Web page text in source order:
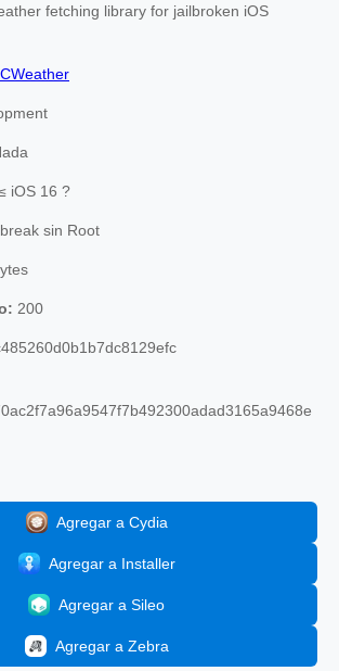
fetching library for jailbroken iOS
iOS 16 ?
sin Root
200
Agregar a Cydia
Agregar a Installer
Agregar a Sileo
Agregar a Zebra